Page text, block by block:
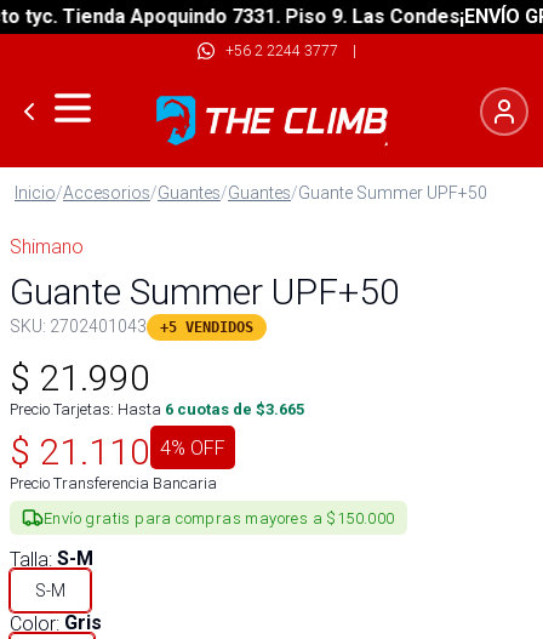
Tienda Apoquindo 7331. Piso 9. Las Condes¡ENVÍO
+56 2 2244 3777 |
Inicio/Accesorios/Guantes/Guantes/Guante Summer UPF+50
Shimano
Guante Summer UPF+50
SKU: 2702401043 +5 VENDIDOS
$ 21.990
Precio Tarjetas: Hasta 6 cuotas de $3.665
$ 21.110 4% OFF
Precio Transferencia Bancaria
Envío gratis para compras mayores a $150.000
Talla: S-M
S-M
Color: Gris